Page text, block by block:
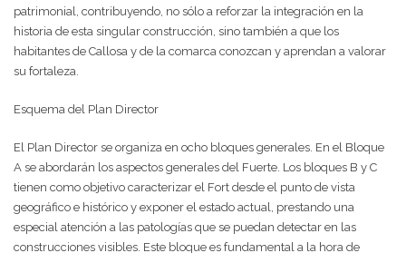
patrimonial, contribuyendo, no sólo a reforzar la integración en la
historia de esta singular construcción, sino también a que los
habitantes de Callosa y de la comarca conozcan y aprendan a valorar
su fortaleza.
Esquema del Plan Director
El Plan Director se organiza en ocho bloques generales. En el Bloque
A se abordarán los aspectos generales del Fuerte. Los bloques B y C
tienen como objetivo caracterizar el Fort desde el punto de vista
geográfico e histórico y exponer el estado actual, prestando una
especial atención a las patologías que se puedan detectar en las
construcciones visibles. Este bloque es fundamental a la hora de